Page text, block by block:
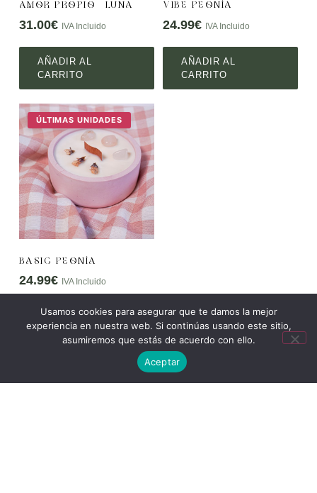
AMOR PROPIO – LUNA
31.00€ IVA Incluido
AÑADIR AL
CARRITO
VIBE PEONÍA
24.99€ IVA Incluido
AÑADIR AL
CARRITO
ÚLTIMAS UNIDADES
BASIC PEONÍA
24.99€ IVA Incluido
AÑADIR AL
CARRITO
Usamos cookies para asegurar que te damos la mejor
experiencia en nuestra web. Si continúas usando este sitio,
asumiremos que estás de acuerdo con ello.
Aceptar